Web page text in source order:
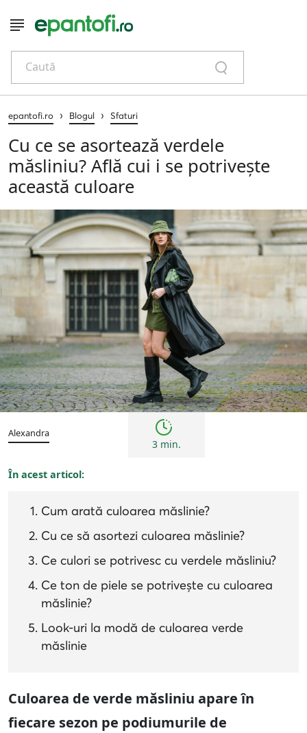
Caută
epantofi.ro › Blogul › Sfaturi
Cu ce se asortează verdele
măsliniu? Află cui i se potrivește
această culoare
Sfaturi
Alexandra
3 min.
În acest articol:
Cum arată culoarea măslinie?
Cu ce să asortezi culoarea măslinie?
Ce culori se potrivesc cu verdele măsliniu?
Ce ton de piele se potrivește cu culoarea
măslinie?
Look-uri la modă de culoarea verde
măslinie
Culoarea de verde măsliniu apare în
fiecare sezon pe podiumurile de